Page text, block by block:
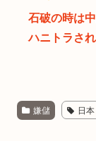
石破の時は
ハニトラさ
嫌儲 日本